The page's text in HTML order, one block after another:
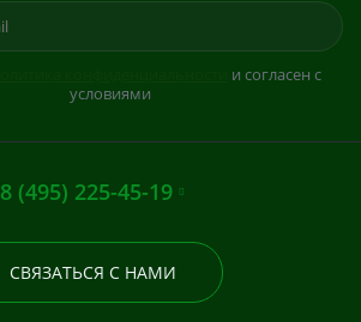
и согласен с
условиями
8 (495) 225-45-19
СВЯЗАТЬСЯ С НАМИ